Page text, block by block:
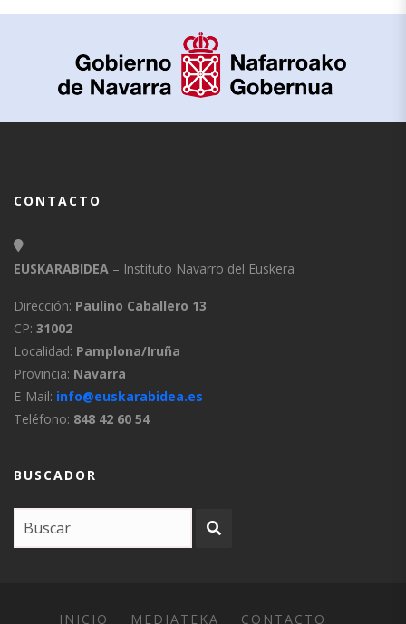
CONTACTO
EUSKARABIDEA – Instituto Navarro del Euskera
Dirección: Paulino Caballero 13
CP: 31002
Localidad: Pamplona/Iruña
Provincia: Navarra
E-Mail: info@euskarabidea.es
Teléfono: 848 42 60 54
BUSCADOR
INICIO MEDIATEKA CONTACTO